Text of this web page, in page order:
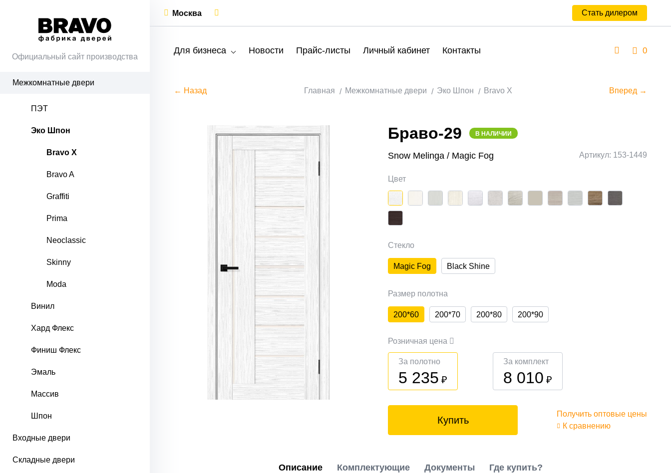
Официальный сайт производства
Межкомнатные двери
ПЭТ
Эко Шпон
Bravo X
Bravo A
Graffiti
Prima
Neoclassic
Skinny
Moda
Винил
Хард Флекс
Финиш Флекс
Эмаль
Массив
Шпон
Входные двери
Складные двери
Москва Стать дилером
Для бизнеса Новости Прайс-листы Личный кабинет Контакты 0
← Назад Главная Межкомнатные двери Эко Шпон Bravo X Вперед →
Браво-29 В НАЛИЧИИ
Snow Melinga / Magic Fog Артикул: 153-1449
Цвет
Стекло
Magic Fog Black Shine
Размер полотна
200*60 200*70 200*80 200*90
Розничная цена
За полотно
5 235 ₽
За комплект
8 010 ₽
Купить
Получить оптовые цены
К сравнению
Описание Комплектующие Документы Где купить?